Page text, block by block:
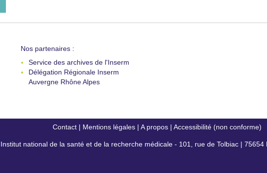
Nos partenaires :
Service des archives de l'Inserm
Délégation Régionale Inserm
Auvergne Rhône Alpes
Contact| Mentions légales| A propos| Accessibilité (non conforme)
Institut national de la santé et de la recherche médicale - 101, rue de Tolbiac | 75654